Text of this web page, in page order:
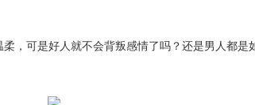
，可是好人就不会背叛感情了吗？还是男人都是